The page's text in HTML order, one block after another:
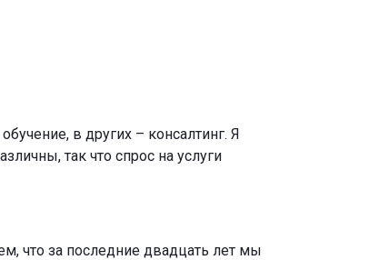
в других – консалтинг. Я
так что спрос на услуги
что за последние двадцать лет мы